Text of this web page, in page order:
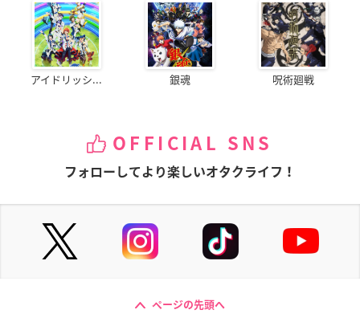
アイドリッシ... 銀魂 呪術廻戦
OFFICIAL SNS
フォローしてより楽しいオタクライフ！
ページの先頭へ